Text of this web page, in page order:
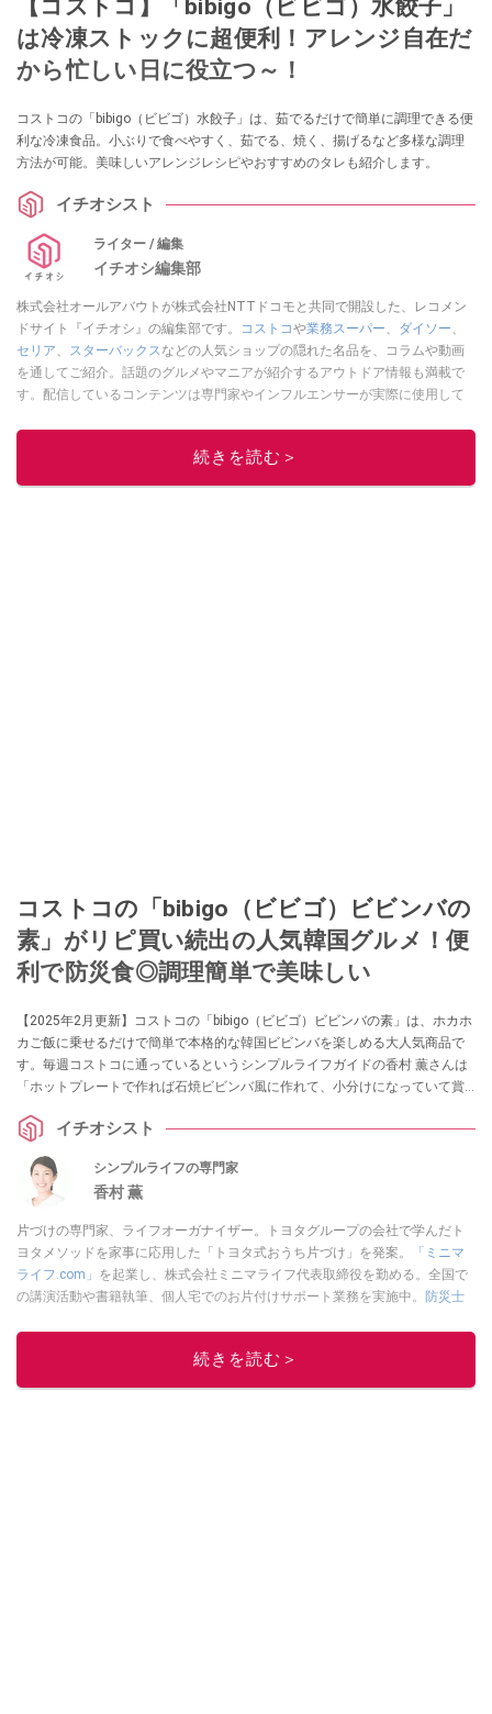
【コストコ】「bibigo（ビビゴ）水餃子」
は冷凍ストックに超便利！アレンジ自在だ
から忙しい日に役立つ～！
コストコの「bibigo（ビビゴ）水餃子」は、茹でるだけで簡単に調理できる便
利な冷凍食品。小ぶりで食べやすく、茹でる、焼く、揚げるなど多様な調理
方法が可能。美味しいアレンジレシピやおすすめのタレも紹介します。
イチオシスト
ライター / 編集
イチオシ編集部
株式会社オールアバウトが株式会社NTTドコモと共同で開設した、レコメン
ドサイト『イチオシ』の編集部です。
コストコや業務スーパー、 ダイソー、
セリア、 スターバックスなどの人気ショップの隠れた名品を、コラムや動画
を通してご紹介。話題のグルメやマニアが紹介するアウトドア情報も満載で
す。配信しているコンテンツは専門家やインフルエンサーが実際に使用して
ニュースでフォロー
続きを読む＞
コストコの「bibigo（ビビゴ）ビビンバの
素」がリピ買い続出の人気韓国グルメ！便
利で防災食◎調理簡単で美味しい
【2025年2月更新】コストコの「bibigo（ビビゴ）ビビンバの素」は、ホカホ
カご飯に乗せるだけで簡単で本格的な韓国ビビンバを楽しめる大人気商品で
す。毎週コストコに通っているというシンプルライフガイドの香村 薫さんは
「ホットプレートで作れば石焼ビビンバ風に作れて、小分けになっていて賞
楽しめるという味やアレンジレシピも紹介します。
イチオシスト
シンプルライフの専門家
香村 薫
片づけの専門家、ライフオーガナイザー。トヨタグループの会社で学んだト
ヨタメソッドを家事に応用した「トヨタ式おうち片づけ」を発案。
「ミニマ
ライフ.com」 を起業し、株式会社ミニマライフ代表取締役を勤める。全国で
の講演活動や書籍執筆、個人宅でのお片付けサポート業務を実施中。
防災士
このイチオシストの他の記事を読む
続きを読む＞